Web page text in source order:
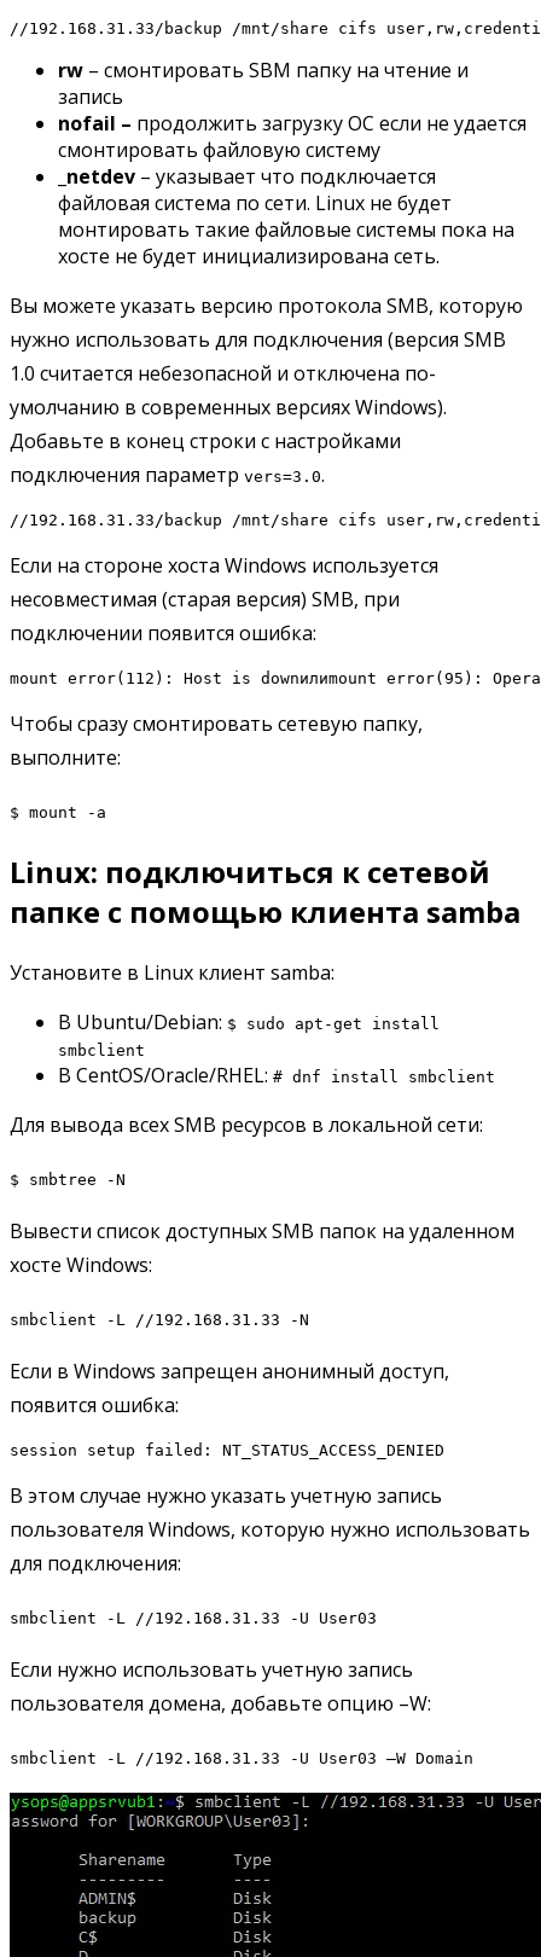
//192.168.31.33/backup /mnt/share cifs
rw – смонтировать SBM папку на чтение и
запись
nofail – продолжить загрузку ОС если не удается
смонтировать файловую систему
_netdev – указывает что подключается
файловая система по сети. Linux не будет
монтировать такие файловые системы пока на
хосте не будет инициализирована сеть.
Вы можете указать версию протокола SMB, которую
нужно использовать для подключения (версия SMB
1.0 считается небезопасной и отключена по-
умолчанию в современных версиях Windows).
Добавьте в конец строки с настройками
подключения параметр vers=3.0.
//192.168.31.33/backup /mnt/share cifs
Если на стороне хоста Windows используется
несовместимая (старая версия) SMB, при
подключении появится ошибка:
mount error(112): Host is downилиmount error(95):
Чтобы сразу смонтировать сетевую папку,
выполните:
$ mount -a
Linux: подключиться к сетевой
папке с помощью клиента samba
Установите в Linux клиент samba:
В Ubuntu/Debian: $ sudo apt-get install
smbclient
В CentOS/Oracle/RHEL: # dnf install smbclient
Для вывода всех SMB ресурсов в локальной сети:
$ smbtree -N
Вывести список доступных SMB папок на удаленном
хосте Windows:
smbclient -L //192.168.31.33 -N
Если в Windows запрещен анонимный доступ,
появится ошибка:
session setup failed: NT_STATUS_ACCESS_DENIED
В этом случае нужно указать учетную запись
пользователя Windows, которую нужно использовать
для подключения:
smbclient -L //192.168.31.33 -U User03
Если нужно использовать учетную запись
пользователя домена, добавьте опцию –W:
smbclient -L //192.168.31.33 -U User03 –W Domain